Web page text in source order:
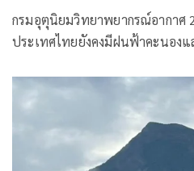
กรมอุตุนิยมวิทยาพยากรณ์อากาศ
ประเทศไทยยังคงมีฝนฟ้าคะนอง